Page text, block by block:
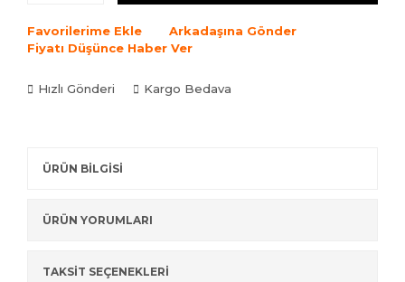
Favorilerime Ekle
Arkadaşına Gönder
Fiyatı Düşünce Haber Ver
Hızlı Gönderi Kargo Bedava
ÜRÜN BİLGİSİ
ÜRÜN YORUMLARI
TAKSİT SEÇENEKLERİ